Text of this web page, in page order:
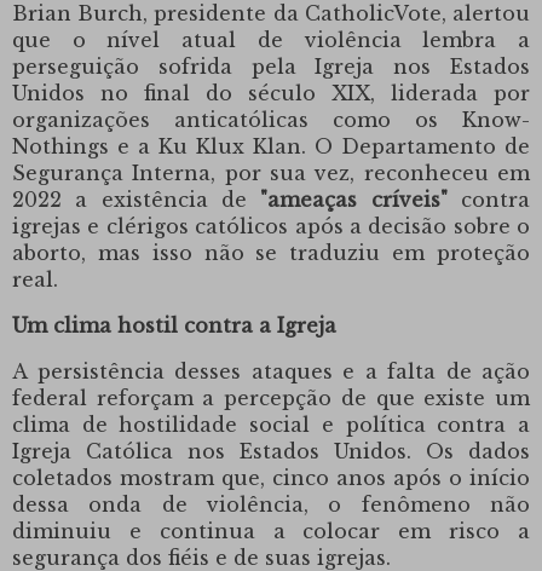
Brian Burch, presidente da CatholicVote, alertou
que o nível atual de violência lembra a
perseguição sofrida pela Igreja nos Estados
Unidos no final do século XIX, liderada por
organizações anticatólicas como os Know-
Nothings e a Ku Klux Klan. O Departamento de
Segurança Interna, por sua vez, reconheceu em
2022 a existência de "ameaças críveis"contra
igrejas e clérigos católicos após a decisão sobre o
aborto, mas isso não se traduziu em proteção
real.
Um clima hostil contra a Igreja
A persistência desses ataques e a falta de ação
federal reforçam a percepção de que existe um
clima de hostilidade social e política contra a
Igreja Católica nos Estados Unidos.
Os dados
coletados mostram que, cinco anos após o início
dessa onda de violência, o fenômeno não
diminuiu e continua a colocar em risco a
segurança dos fiéis e de suas igrejas.